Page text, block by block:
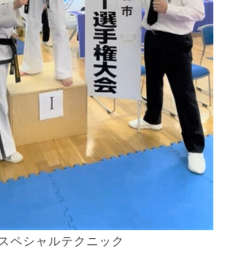
ペシャルテクニック